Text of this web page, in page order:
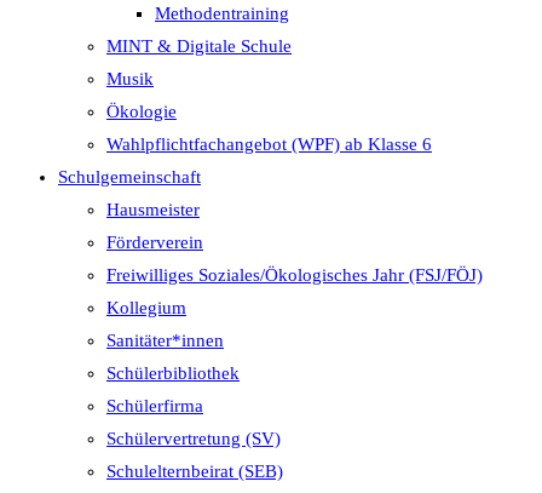
Methodentraining
MINT & Digitale Schule
Musik
Ökologie
Wahlpflichtfachangebot (WPF) ab Klasse 6
Schulgemeinschaft
Hausmeister
Förderverein
Freiwilliges Soziales/Ökologisches Jahr (FSJ/FÖJ)
Kollegium
Sanitäter*innen
Schülerbibliothek
Schülerfirma
Schülervertretung (SV)
Schulelternbeirat (SEB)